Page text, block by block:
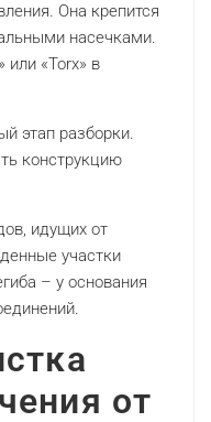
Она крепится
насечками.
или «Torx» в
этап разборки.
конструкцию
идущих от
участки
– у основания
от